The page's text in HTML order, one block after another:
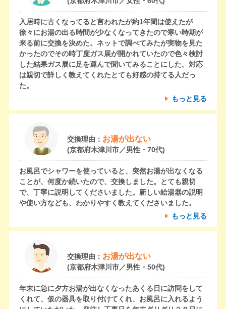
入居時に古くなってると言われたが約1年間は使えたが
徐々にお湯の出る時間が少なくなってきたので寒い時期が
来る前に交換を決めた。ネットで調べてみたが実物を見た
かったのでその時丁度ガス展が開かれていたので色々検討
した結果ガス展に足を運んで聞いてみることにした。対応
は親切で詳しく教えてくれたとても好感の持てる人だっ
た。
もっと見る
交換理由： お湯が出ない
(京都府木津川市／男性・70代)
お風呂でシャワーを使っていると、突然お湯が出なくなる
ことが、何度か続いたので、交換しました。とても親切
で、丁寧に説明してくださいました。新しい給湯器の説明
や使い方なども、わかりやすく教えてくださいました。
もっと見る
交換理由： お湯が出ない
(京都府木津川市／男性・50代)
年末に急に夕方お湯が出なくなったあくる日に訪問をして
くれて、仮の器具を取り付けてくれ、お風呂に入れるよう